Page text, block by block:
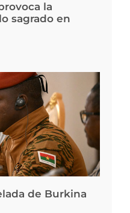
la
sagrado en
de Burkina